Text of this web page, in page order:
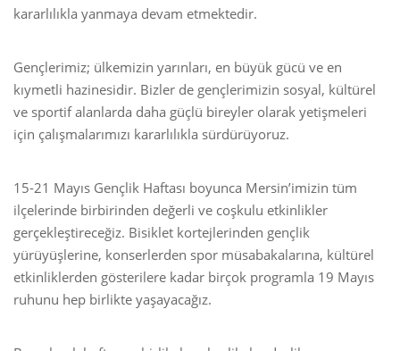
kararlılıkla yanmaya devam etmektedir.
Gençlerimiz; ülkemizin yarınları, en büyük gücü ve en
kıymetli hazinesidir. Bizler de gençlerimizin sosyal, kültürel
ve sportif alanlarda daha güçlü bireyler olarak yetişmeleri
için çalışmalarımızı kararlılıkla sürdürüyoruz.
15-21 Mayıs Gençlik Haftası boyunca Mersin’imizin tüm
ilçelerinde birbirinden değerli ve coşkulu etkinlikler
gerçekleştireceğiz. Bisiklet kortejlerinden gençlik
yürüyüşlerine, konserlerden spor müsabakalarına, kültürel
etkinliklerden gösterilere kadar birçok programla 19 Mayıs
ruhunu hep birlikte yaşayacağız.